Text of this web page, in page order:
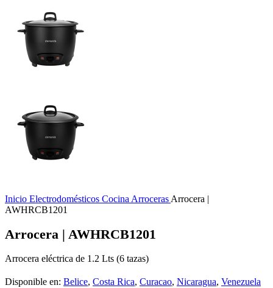
Inicio Electrodomésticos Cocina Arroceras Arrocera |
AWHRCB1201
Arrocera | AWHRCB1201
Arrocera eléctrica de 1.2 Lts (6 tazas)
Disponible en: Belice, Costa Rica, Curacao, Nicaragua, Venezuela